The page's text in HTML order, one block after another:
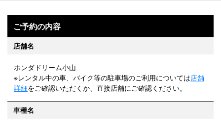
ご予約の内容
店舗名
ホンダドリーム小山
※レンタル中の車、バイク等の駐車場のご利用については店舗
詳細をご確認いただくか、直接店舗にご確認ください。
車種名